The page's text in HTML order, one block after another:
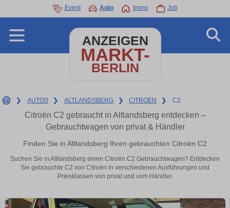
Event Auto Immo Job
ANZEIGEN
MARKT-
BERLIN
❯ AUTOS ❯ ALTLANDSBERG ❯ CITROEN ❯ C2
Citroën C2 gebraucht in Altlandsberg entdecken –
Gebrauchtwagen von privat & Händler
Finden Sie in Altlandsberg Ihren gebrauchten Citroën C2
Suchen Sie in Altlandsberg einen Citroën C2 Gebrauchtwagen? Entdecken
Sie gebrauchte C2 von Citroën in verschiedenen Ausführungen und
Preisklassen von privat und vom Händler.